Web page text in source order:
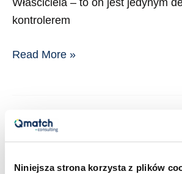
Niniejsza strona korzysta z plików
Właściciela – to on jest jedynym
kontrolerem
Read More »
Strategia
rozwoju